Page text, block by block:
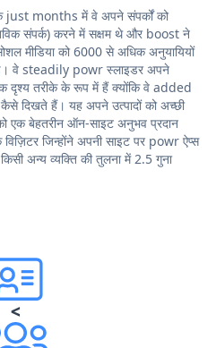
just months में वे अपने संपर्कों को
संपर्क) करने में सक्षम थे और boost ने
मीडिया को 6000 से अधिक अनुयायियों
वे steadily powr स्लाइडर अपने
दृश्य तरीके के रूप में हैं क्योंकि वे added
दिखते हैं। यह अपने उत्पादों को अच्छी
एक बेहतरीन ऑन-साइट अनुभव प्रदान
जिन्होंने अपनी साइट पर powr ऐप्स
अन्य व्यक्ति की तुलना में 2.5 गुना
<